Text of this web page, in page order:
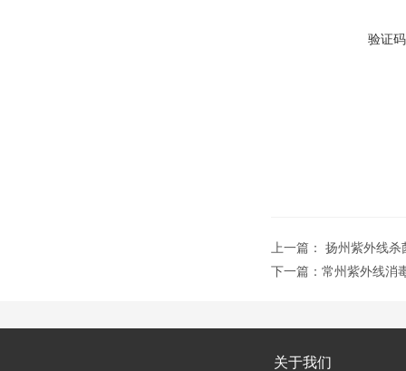
验证
上一篇： 扬州紫外线杀
下一篇： 常州紫外线消
关于我们